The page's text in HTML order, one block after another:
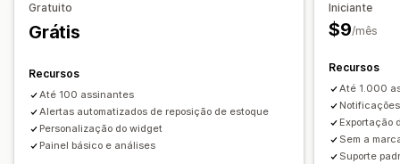
Listas de espera
Relatórios de desempenho
Gratuito
Grátis
Recursos
Até 100 assinantes
Alertas automatizados de reposição de estoque
Personalização do widget
Painel básico e análises
Iniciante
$9/mês
Recursos
Até 1.000
Exportação
Sem a
Suporte